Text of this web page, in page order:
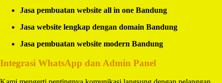
Jasa pembuatan website all in one Bandung
Jasa website lengkap dengan domain Bandung
Jasa pembuatan website modern Bandung
Integrasi WhatsApp dan Admin Panel